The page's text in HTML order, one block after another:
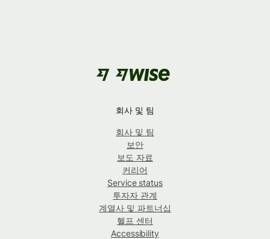
회사 및 팀
회사 및 팀
보안
보도 자료
커리어
Service status
투자자 관계
계열사 및 파트너십
헬프 센터
Accessibility